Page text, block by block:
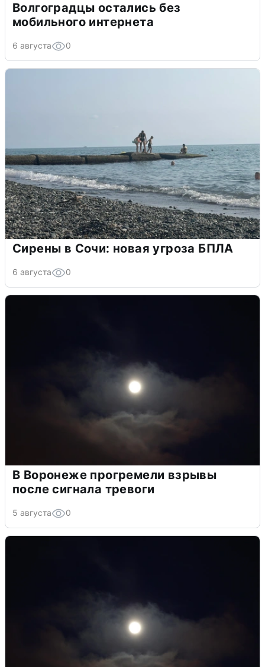
Волгоградцы остались без
мобильного интернета
6 августа 0
Сирены в Сочи: новая угроза БПЛА
6 августа 0
В Воронеже прогремели взрывы
после сигнала тревоги
5 августа 0